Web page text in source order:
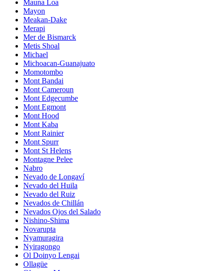
Mauna Loa
Mayon
Meakan-Dake
Merapi
Mer de Bismarck
Metis Shoal
Michael
Michoacan-Guanajuato
Momotombo
Mont Bandai
Mont Cameroun
Mont Edgecumbe
Mont Egmont
Mont Hood
Mont Kaba
Mont Rainier
Mont Spurr
Mont St Helens
Montagne Pelee
Nabro
Nevado de Longaví
Nevado del Huila
Nevado del Ruiz
Nevados de Chillán
Nevados Ojos del Salado
Nishino-Shima
Novarupta
Nyamuragira
Nyiragongo
Ol Doinyo Lengai
Ollagüe